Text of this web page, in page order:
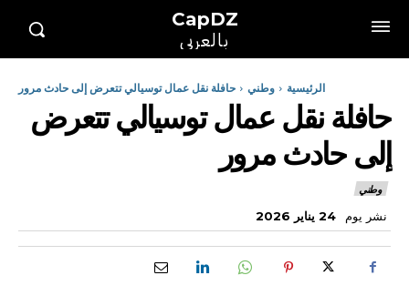
CapDZ
بالعربي
الرئيسية وطني حافلة نقل عمال توسيالي تتعرض إلى حادث مرور
حافلة نقل عمال توسيالي تتعرض
إلى حادث مرور
وطني
نشر يوم 24 يناير 2026